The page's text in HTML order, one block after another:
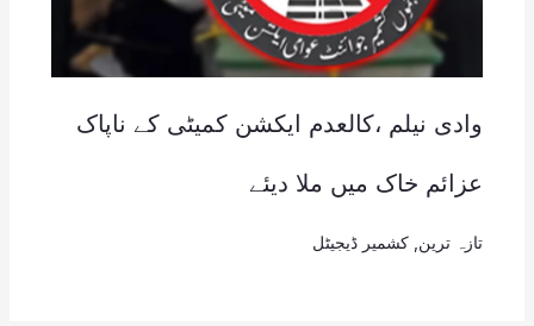
وادی نیلم ،کالعدم ایکشن کمیٹی کے ناپاک
عزائم خاک میں ملا دیئے
تازہ ترین کشمیر ڈیجیٹل